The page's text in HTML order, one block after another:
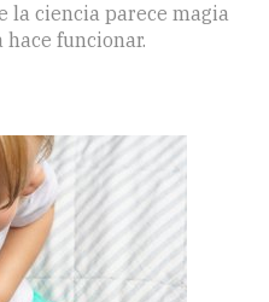
la ciencia parece magia
funcionar.